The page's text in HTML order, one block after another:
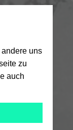
uns
zu
auch